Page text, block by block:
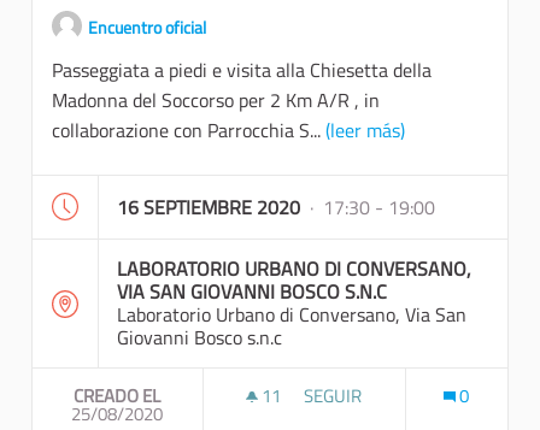
Encuentro oficial
Passeggiata a piedi e visita alla Chiesetta della
Madonna del Soccorso per 2 Km A/R , in
collaborazione con Parrocchia S...(leer más)
16 SEPTIEMBRE 2020 · 17:30 - 19:00
LABORATORIO URBANO DI CONVERSANO,
VIA SAN GIOVANNI BOSCO S.N.C
Laboratorio Urbano di Conversano, Via San
Giovanni Bosco s.n.c
CREADO EL
25/08/2020
11 11 SEGUIDORAS
SEGUIR 0